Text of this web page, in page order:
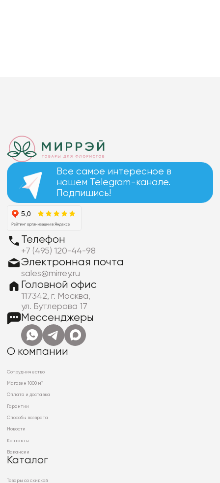
Все самое интересное в
нашем Telegram-канале.
Подпишись!
Телефон
+7 (495) 120-44-98
Электронная почта
sales@mirrey.ru
Головной офис
117342, г. Москва,
ул. Бутлерова 17
Мессенджеры
О компании
Сотрудничество
Магазин 1000 м²
Оплата и доставка
Гарантии
Способы возврата
Новости
Контакты
Вакансии
Каталог
Товары со скидкой